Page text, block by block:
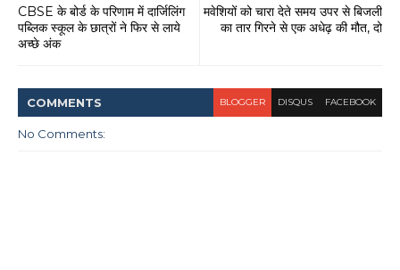
मवेशियों को चारा देते समय उपर से बिजली
का तार गिरने से एक अधेढ़ की मौत, दो
CBSE के बोर्ड के परिणाम में दार्जिलिंग
पब्लिक स्कूल के छात्रों ने फिर से लाये
अच्छे अंक
COMMENTS BLOGGER DISQUS FACEBOOK
No Comments: